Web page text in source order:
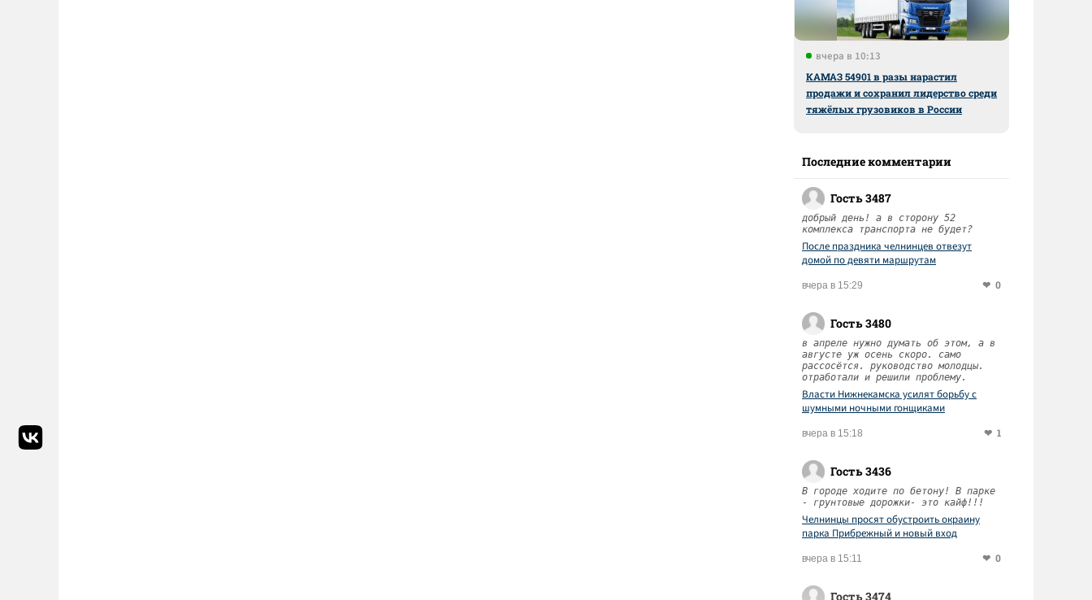
вчера в 10:13
КАМАЗ 54901 в разы нарастил
продажи и сохранил лидерство среди
тяжёлых грузовиков в России
Последние комментарии
Гость 3487
добрый день! а в сторону 52
комплекса транспорта не будет?
После праздника челнинцев отвезут
домой по девяти маршрутам
вчера в 15:29 0
Гость 3480
в апреле нужно думать об этом, а в
августе уж осень скоро. само
рассосётся. руководство молодцы.
отработали и решили проблему.
Власти Нижнекамска усилят борьбу с
шумными ночными гонщиками
вчера в 15:18 1
Гость 3436
В городе ходите по бетону! В парке
- грунтовые дорожки- это кайф!!!
Челнинцы просят обустроить окраину
парка Прибрежный и новый вход
вчера в 15:11 0
Гость 3474